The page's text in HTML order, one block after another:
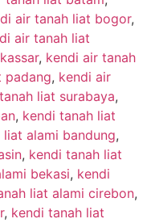
air tanah liat bogor,
air tanah liat
, kendi air tanah
padang, kendi air
liat surabaya,
, kendi tanah liat
liat alami bandung,
, kendi tanah liat
bekasi, kendi
liat alami cirebon,
, kendi tanah liat